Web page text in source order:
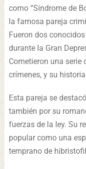
como “Síndrome de
la famosa pareja
Fueron dos
durante la Gran
Cometieron una serie
crímenes, y su
Esta pareja se
también por su
fuerzas de la ley. Su
popular como una
temprano de